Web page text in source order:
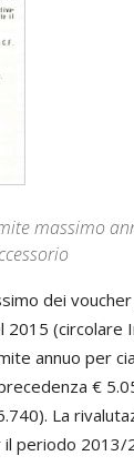
massimo
dei
2015 (circolare
annuo per
€
La
periodo 2013/